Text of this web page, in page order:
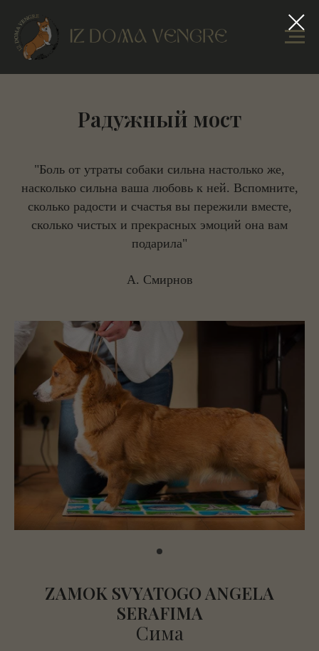
Радужный мост
"Боль от утраты собаки сильна настолько же,
насколько сильна ваша любовь к ней. Вспомните,
сколько радости и счастья вы пережили вместе,
сколько чистых и прекрасных эмоций она вам
подарила"
А. Смирнов
ZAMOK SVYATOGO ANGELA
SERAFIMA
Сима